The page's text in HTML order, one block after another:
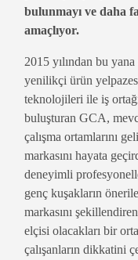
bulunmayı ve daha
amaçlıyor.
2015 yılından bu
yenilikçi ürün
teknolojileri ile iş
buluşturan GCA,
çalışma ortamlarını
markasını hayata
deneyimli
genç kuşakların
markasını
elçisi olacakları bir
çalışanların dikkatini